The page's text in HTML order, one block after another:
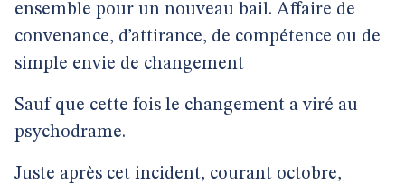
ensemble pour un nouveau bail. Affaire de
convenance, d’attirance, de compétence ou de
simple envie de changement
Sauf que cette fois le changement a viré au
psychodrame.
Juste après cet incident, courant octobre,